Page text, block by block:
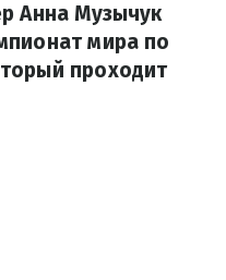
Анна Музычук
мира по
проходит